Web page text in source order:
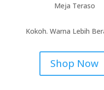
Meja Teraso
Kokoh. Warna Lebih
Shop Now